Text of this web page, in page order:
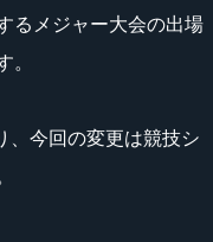
るメジャー大会の出場
。
、今回の変更は競技シ